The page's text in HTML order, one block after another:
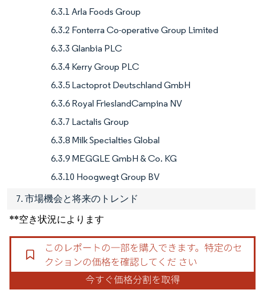
6.3.1 Arla Foods Group
6.3.2 Fonterra Co-operative Group Limited
6.3.3 Glanbia PLC
6.3.4 Kerry Group PLC
6.3.5 Lactoprot Deutschland GmbH
6.3.6 Royal FrieslandCampina NV
6.3.7 Lactalis Group
6.3.8 Milk Specialties Global
6.3.9 MEGGLE GmbH & Co. KG
6.3.10 Hoogwegt Group BV
7. 市場機会と将来のトレンド
**空き状況によります